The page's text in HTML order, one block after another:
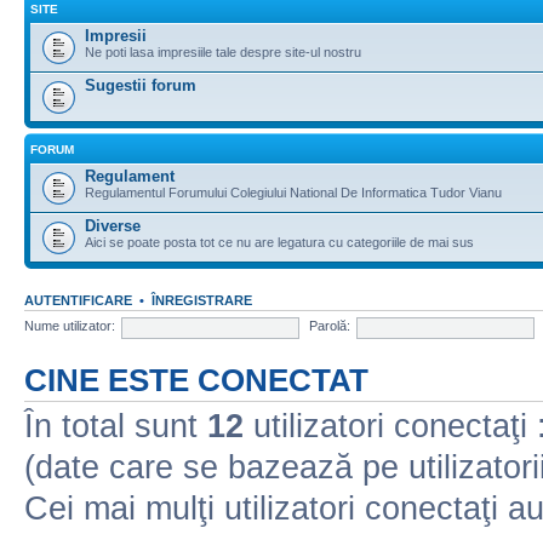
SITE
Impresii
Ne poti lasa impresiile tale despre site-ul nostru
Sugestii forum
FORUM
Regulament
Regulamentul Forumului Colegiului National De Informatica Tudor Vianu
Diverse
Aici se poate posta tot ce nu are legatura cu categoriile de mai sus
AUTENTIFICARE • ÎNREGISTRARE
Nume utilizator:
Parolă:
CINE ESTE CONECTAT
În total sunt 12 utilizatori conectaţi
(date care se bazează pe
Cei mai mulţi utilizatori conectaţi